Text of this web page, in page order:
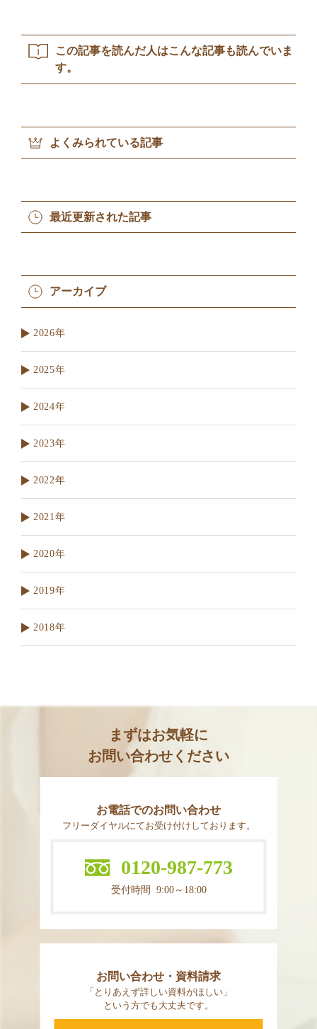
この記事を読んだ人はこんな記事も読んでいま
す。
よくみられている記事
最近更新された記事
アーカイブ
2026年
2025年
2024年
2023年
2022年
2021年
2020年
2019年
2018年
まずはお気軽に
お問い合わせください
お電話でのお問い合わせ
フリーダイヤルにてお受け付けしております。
0120-987-773
受付時間 9:00～18:00
お問い合わせ・資料請求
「とりあえず詳しい資料がほしい」
という方でも大丈夫です。